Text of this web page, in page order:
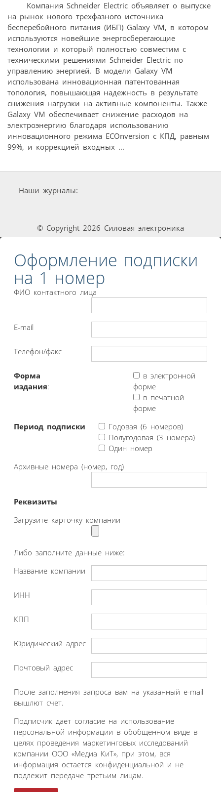
Компания Schneider Electric объявляет о выпуске
на рынок нового трехфазного источника
бесперебойного питания (ИБП) Galaxy VM, в котором
используются новейшие энергосберегающие
технологии и который полностью совместим с
техническими решениями Schneider Electric по
управлению энергией. В модели Galaxy VM
использована инновационная патентованная
топология, повышающая надежность в результате
снижения нагрузки на активные компоненты. Также
Galaxy VM обеспечивает снижение расходов на
электроэнергию благодаря использованию
инновационного режима ECOnversion с КПД, равным
99%, и коррекцией входных ...
Наши журналы:
© Copyright 2026 Силовая электроника
Оформление подписки
на 1 номер
ФИО контактного лица
E-mail
Телефон/факс
Форма
издания:
в электронной
форме
в печатной
форме
Период подписки
Годовая (6 номеров)
Полугодовая (3 номера)
Один номер
Архивные номера (номер, год)
Реквизиты
Загрузите карточку компании
Либо заполните данные ниже:
Название компании
ИНН
КПП
Юридический адрес
Почтовый адрес
После заполнения запроса вам на указанный e-mail
вышлют счет.
Подписчик дает согласие на использование
персональной информации в обобщенном виде в
целях проведения маркетинговых исследований
компании ООО «Медиа КиТ», при этом, вся
информация остается конфиденциальной и не
подлежит передаче третьим лицам.